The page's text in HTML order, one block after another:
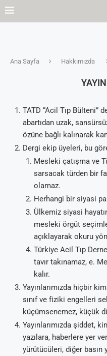
Ana Sayfa Hakkımızda
TATD “Acil Tıp Bülteni”
abartıdan uzak,
özüne bağlı kalınarak
Dergi ekip üyeleri, bu
Mesleki çatışma ve
sarsacak türden bir
olamaz.
Herhangi bir siyasi
Ülkemiz siyasi
mesleki örgüt
açıklayarak okuru
Türkiye Acil Tıp
tavır takınamaz, e.
kalır.
Yayınlarımızda hiçbir
sınıf ve fiziki engelleri
küçümsenemez, küçük
Yayınlarımızda şiddet,
yazılara, haberlere yer
yürütücüleri, diğer basın